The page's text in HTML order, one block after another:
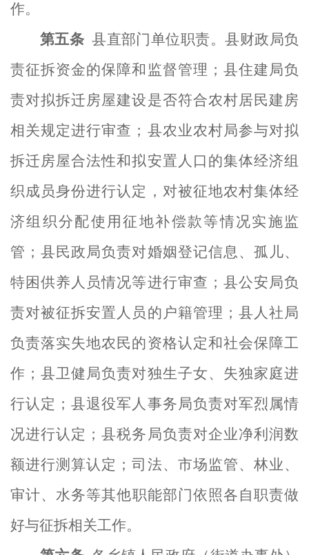
作。
第五条 县直部门单位职责。县财政局负
责征拆资金的保障和监督管理； 县住建局负
责对拟拆迁房屋建设是否符合农村居民建房
相关规定进行审查 ； 县农业农村局参与对拟
拆迁房屋合法性和拟安置人口的集体经济组
织成员身份进行认定 ， 对被征地农村集体经
济组织分配使用征地补偿款等情况实施监
管 ； 县民政局负责对婚姻登记信息、孤儿、
特困供养人员情况等进行审查 ； 县公安局负
责对被征拆安置人员的户籍管理 ； 县人社局
负责落实失地农民的资格认定和社会保障工
作 ； 县卫健局负责对独生子女、 失独家庭进
行认定 ； 县退役军人事务局负责对军烈属情
况进行认定 ； 县税务 局负责对企业净利润数
额进行测算认定 ； 司法、市场监管、 林业、
审计、水务等其他职能部门依照各自职责做
好与征拆相关工作。